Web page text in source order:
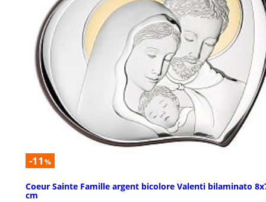
-11 %
Coeur Sainte Famille argent bicolore Valenti bilaminato
cm